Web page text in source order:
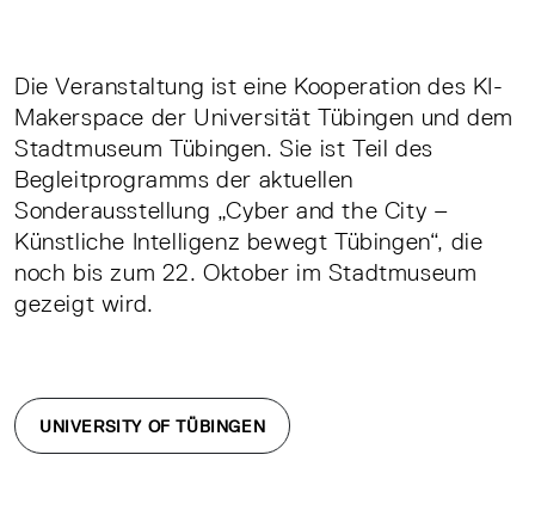
Die Veranstaltung ist eine Kooperation des KI-
Makerspace der Universität Tübingen und dem
Stadtmuseum Tübingen. Sie ist Teil des
Begleitprogramms der aktuellen
Sonderausstellung „Cyber and the City –
Künstliche Intelligenz bewegt Tübingen“, die
noch bis zum 22. Oktober im Stadtmuseum
gezeigt wird.
UNIVERSITY OF TÜBINGEN